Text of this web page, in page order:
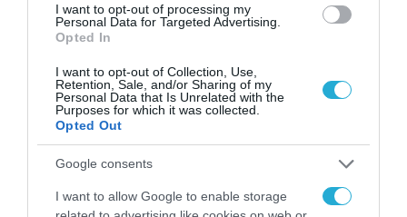
I want to opt-out of processing my
Personal Data for Targeted Advertising.
Opted In
I want to opt-out of Collection, Use,
Retention, Sale, and/or Sharing of my
Personal Data that Is Unrelated with the
Purposes for which it was collected.
Opted Out
Google consents
I want to allow Google to enable storage
Gaming Police”
ενισχύει την ασφάλεια
των παιδιών στο
διαδίκτυο
31.07.2026
ΑΑΔΕ: Διευκρινίσεις
για τα πρόστιμα σε
παραβάσεις που
αφορούν τους ΦΗΜ
31.07.2026
Σ. Καλαφάτης: «Η
Τεχνητή Νοημοσύνη